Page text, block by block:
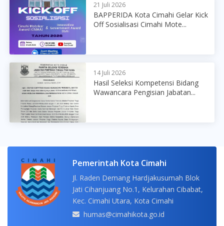
21 Juli 2026
BAPPERIDA Kota Cimahi Gelar Kick
Off Sosialisasi Cimahi Mote...
14 Juli 2026
Hasil Seleksi Kompetensi Bidang
Wawancara Pengisian Jabatan...
Pemerintah Kota Cimahi
Jl. Raden Demang Hardjakusumah Blok
Jati Cihanjuang No.1, Kelurahan Cibabat,
Kec. Cimahi Utara, Kota Cimahi
humas@cimahikota.go.id